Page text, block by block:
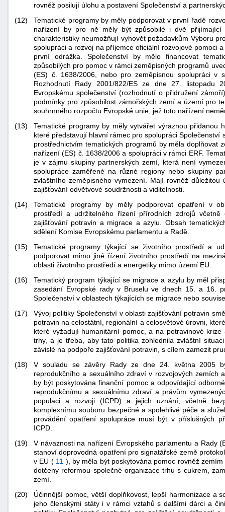
rovněž posilují úlohu a postavení Společenství a
(12)
Tematické programy by měly podporovat v první řadě
nařízení by pro ně měly být způsobilé i dvě
charakteristiky neumožňují vyhovět požadavkům Výboru
spolupráci a rozvoj na příjemce oficiální rozvojové pomoci
první odrážka. Společenství by mělo financovat
způsobilých pro pomoc v rámci zeměpisných programů
(ES) č. 1638/2006, nebo pro zeměpisnou spolupráci v
Rozhodnutí Rady 2001/822/ES ze dne 27. listopadu
Evropskému společenství (rozhodnutí o přidružení
podmínky pro způsobilost zámořských zemí a území pro
souhrnného rozpočtu Evropské unie, jež toto nařízení
(13)
Tematické programy by měly vytvářet výraznou přidanou
které představují hlavní rámec pro spolupráci
prostřednictvím tematických programů by měla doplňovat
nařízení (ES) č. 1638/2006 a spolupráci v rámci ERF.
je v zájmu skupiny partnerských zemí, která není
spolupráce zaměřené na různé regiony nebo skupiny
zvláštního zeměpisného vymezení. Mají rovněž
zajišťování odvětvové soudržnosti a viditelnosti.
(14)
Tematické programy by měly podporovat opatření v
prostředí a udržitelného řízení přírodních zdrojů
zajišťování potravin a migrace a azylu. Obsah
sdělení Komise Evropskému parlamentu a Radě.
(15)
Tematické programy týkající se životního prostředí a
podporovat mimo jiné řízení životního prostředí na
oblasti životního prostředí a energetiky mimo území EU.
(16)
Tematický program týkající se migrace a azylu by měl
zasedání Evropské rady v Bruselu ve dnech 15. a 16.
Společenství v oblastech týkajících se migrace nebo
(17)
Vývoj politiky Společenství v oblasti zajišťování potravin
potravin na celostátní, regionální a celosvětové úrovni,
které vyžadují humanitární pomoc, a na potravinové
trhy, a je třeba, aby tato politika zohlednila zvláštní
závislé na podpoře zajišťování potravin, s cílem zamezit
(18)
V souladu se závěry Rady ze dne 24. května 2005
reprodukčního a sexuálního zdraví v rozvojových zemích
by být poskytována finanční pomoc a odpovídající
reprodukčnímu a sexuálnímu zdraví a právům
populaci a rozvoji (ICPD) a jejich uznání, včetně
komplexnímu souboru bezpečné a spolehlivé péče a
provádění opatření spolupráce musí být v příslušných
ICPD.
(19)
V návaznosti na nařízení Evropského parlamentu a Rady
stanoví doprovodná opatření pro signatářské země
v EU ( 11 ), by měla být poskytována pomoc rovněž
dotčeny reformou společné organizace trhu s cukrem,
zemí.
(20)
Účinnější pomoc, větší doplňkovost, lepší harmonizace a
jeho členskými státy i v rámci vztahů s dalšími dárci a